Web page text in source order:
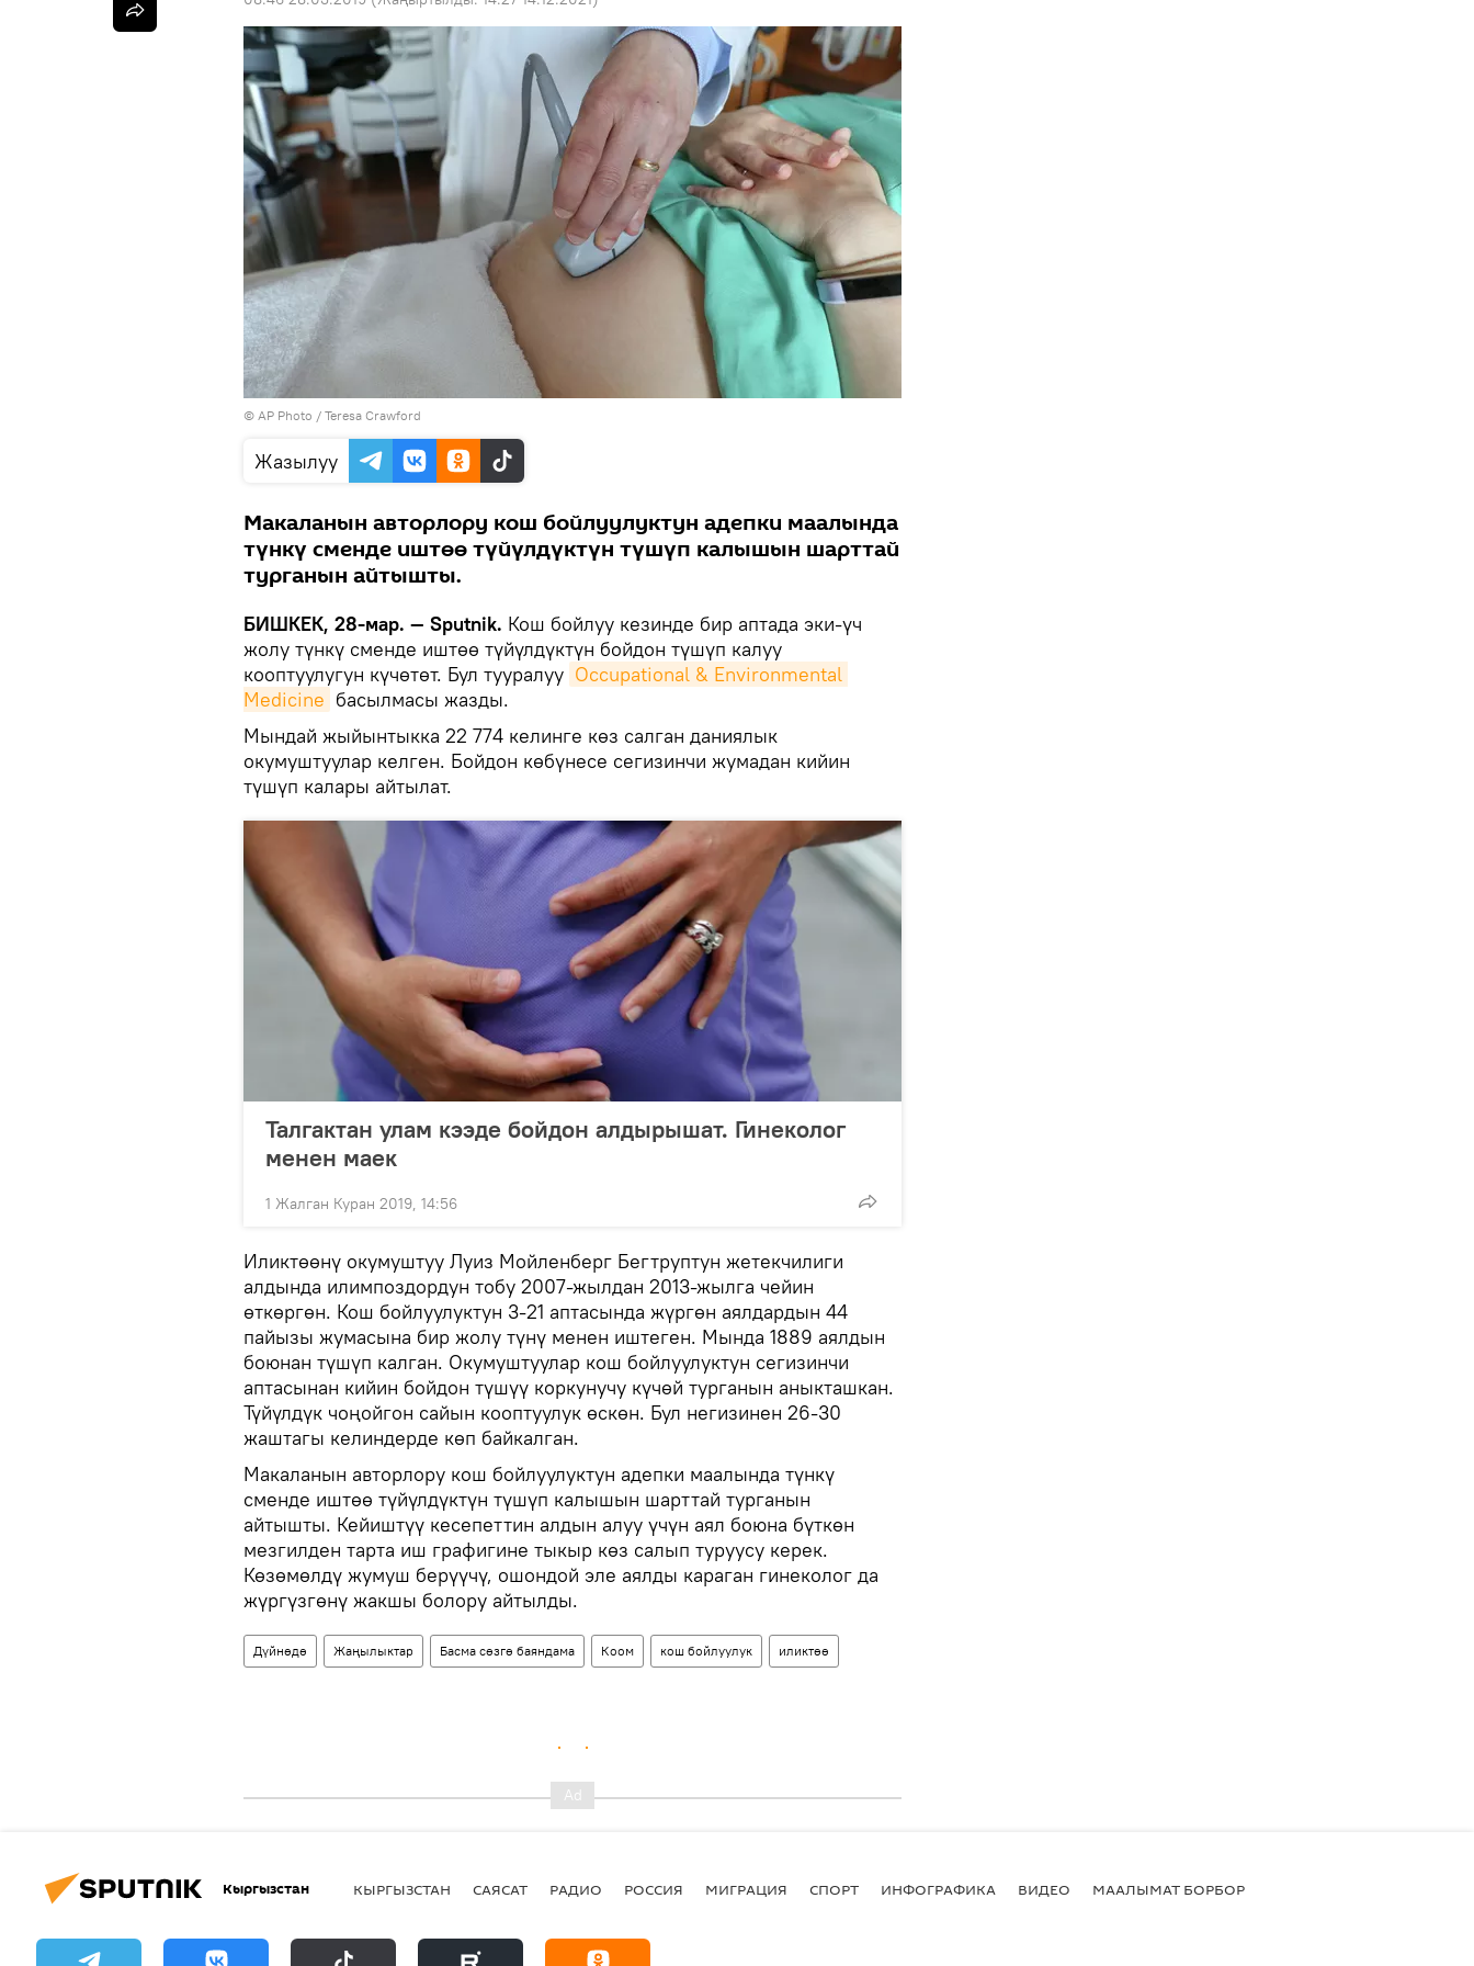
© AP Photo / Teresa Crawford
Жазылуу
Макаланын авторлору кош бойлуулуктун адепки маалында
түнкү сменде иштөө түйүлдүктүн түшүп калышын шарттай
турганын айтышты.
БИШКЕК, 28-мар. — Sputnik. Кош бойлуу кезинде бир аптада эки-үч
жолу түнкү сменде иштөө түйүлдүктүн бойдон түшүп калуу
кооптуулугун күчөтөт. Бул тууралуу Occupational & Environmental
Medicine басылмасы жазды.
Мындай жыйынтыкка 22 774 келинге көз салган даниялык
окумуштуулар келген. Бойдон көбүнесе сегизинчи жумадан кийин
түшүп калары айтылат.
Талгактан улам кээде бойдон алдырышат. Гинеколог
менен маек
1 Жалган Куран 2019, 14:56
Иликтөөнү окумуштуу Луиз Мойленберг Бегтруптун жетекчилиги
алдында илимпоздордун тобу 2007-жылдан 2013-жылга чейин
өткөргөн. Кош бойлуулуктун 3-21 аптасында жүргөн аялдардын 44
пайызы жумасына бир жолу түнү менен иштеген. Мында 1889 аялдын
боюнан түшүп калган. Окумуштуулар кош бойлуулуктун сегизинчи
аптасынан кийин бойдон түшүү коркунучу күчөй турганын аныкташкан.
Түйүлдүк чоңойгон сайын кооптуулук өскөн. Бул негизинен 26-30
жаштагы келиндерде көп байкалган.
Макаланын авторлору кош бойлуулуктун адепки маалында түнкү
сменде иштөө түйүлдүктүн түшүп калышын шарттай турганын
айтышты. Кейиштүү кесепеттин алдын алуу үчүн аял боюна бүткөн
мезгилден тарта иш графигине тыкыр көз салып туруусу керек.
Көзөмөлдү жумуш берүүчү, ошондой эле аялды караган гинеколог да
жүргүзгөнү жакшы болору айтылды.
Дүйнөдө Жаңылыктар Басма сөзгө баяндама Коом кош бойлуулук иликтөө
Кыргызстан КЫРГЫЗСТАН САЯСАТ РАДИО РОССИЯ МИГРАЦИЯ СПОРТ ИНФОГРАФИКА ВИДЕО МААЛЫМАТ БОРБОР